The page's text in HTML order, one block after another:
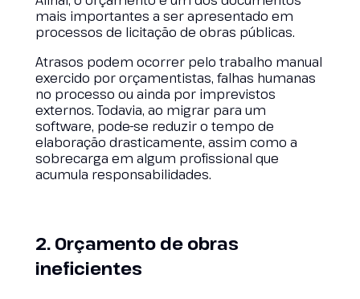
mais importantes a ser apresentado em
processos de licitação de obras públicas.
Atrasos podem ocorrer pelo trabalho manual
exercido por orçamentistas, falhas humanas
no processo ou ainda por imprevistos
externos. Todavia, ao migrar para um
software, pode-se reduzir o tempo de
elaboração drasticamente, assim como a
sobrecarga em algum profissional que
acumula responsabilidades.
2. Orçamento de obras
ineficientes